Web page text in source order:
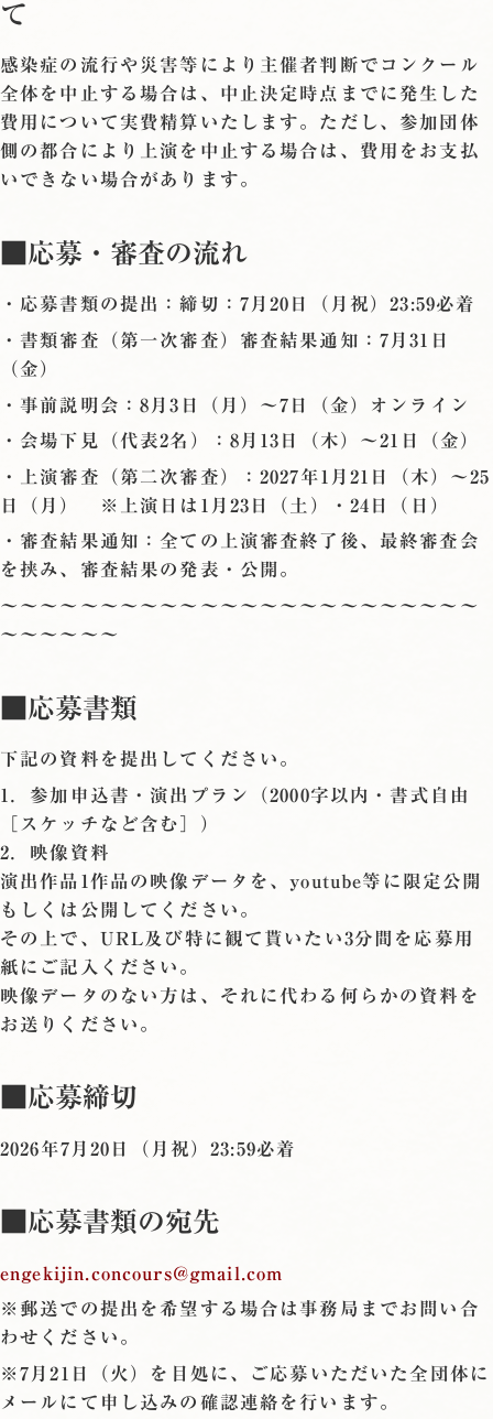
て
感染症の流行や災害等により主催者判断でコンクール
全体を中止する場合は、中止決定時点までに発生した
費用について実費精算いたします。ただし、参加団体
側の都合により上演を中止する場合は、費用をお支払
いできない場合があります。
■応募・審査の流れ
・応募書類の提出：締切：7月20日（月祝）23:59必着
・書類審査（第一次審査）審査結果通知：7月31日
（金）
・事前説明会：8月3日（月）〜7日（金）オンライン
・会場下見（代表2名）：8月13日（木）〜21日（金）
・上演審査（第二次審査）：2027年1月21日（木）〜25
日（月） ※上演日は1月23日（土）・24日（日）
・審査結果通知：全ての上演審査終了後、最終審査会
を挟み、審査結果の発表・公開。
〜〜〜〜〜〜〜〜〜〜〜〜〜〜〜〜〜〜〜〜〜〜〜〜
〜〜〜〜〜〜
■応募書類
下記の資料を提出してください。
1．参加申込書・演出プラン（2000字以内・書式自由
［スケッチなど含む］）
2．映像資料
演出作品1作品の映像データを、youtube等に限定公開
もしくは公開してください。
その上で、URL及び特に観て貰いたい3分間を応募用
紙にご記入ください。
映像データのない方は、それに代わる何らかの資料を
お送りください。
■応募締切
2026年7月20日（月祝）23:59必着
■応募書類の宛先
engekijin.concours@gmail.com
※郵送での提出を希望する場合は事務局までお問い合
わせください。
※7月21日（火）を目処に、ご応募いただいた全団体に
メールにて申し込みの確認連絡を行います。